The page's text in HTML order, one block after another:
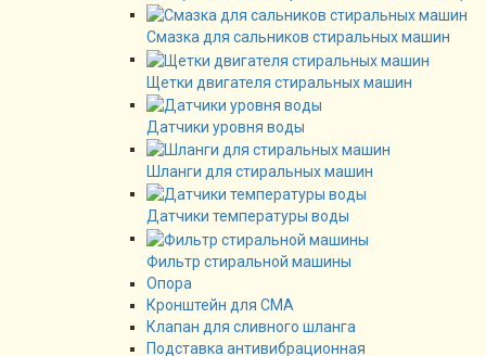
Смазка для сальников стиральных машин
Щетки двигателя стиральных машин
Датчики уровня воды
Шланги для стиральных машин
Датчики температуры воды
Фильтр стиральной машины
Опора
Кронштейн для СМА
Клапан для сливного шланга
Подставка антивибрационная